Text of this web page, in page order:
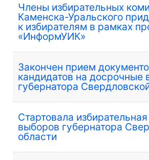
Члены избирательных
Каменска-Уральского
к избирателям в рамках
«ИнформУИК»
Закончен прием
кандидатов на досрочные
губернатора
Стартовала
выборов губернатора
области